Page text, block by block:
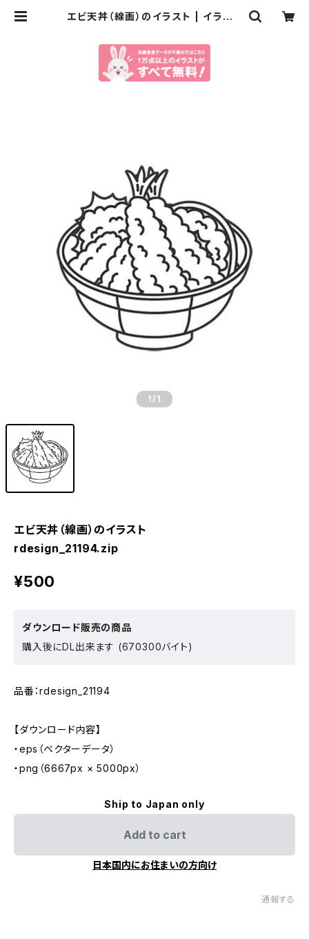
エビ天丼（線画）のイラスト | イラスト
1 /1
エビ天丼（線画）のイラスト
rdesign_21194.zip
¥500
ダウンロード販売の商品
購入後にDL出来ます (670300バイト)
品番：rdesign_21194
【ダウンロード内容】
・eps（ベクターデータ）
・png（6667px × 5000px）
Ship to Japan only
Add to cart
日本国内にお住まいの方向け
通報する